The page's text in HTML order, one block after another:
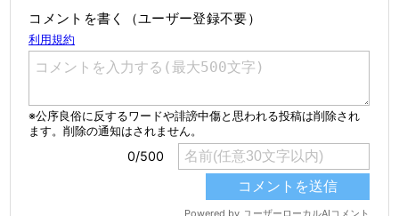
コメントを書く（ユーザー登録不要）